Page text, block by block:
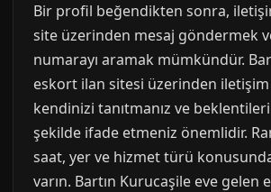
Bir profil beğendikten sonra,
site üzerinden mesaj göndermek
numarayı aramak mümkündür.
eskort ilan sitesi üzerinden
kendinizi tanıtmanız ve
şekilde ifade etmeniz önemlidir.
saat, yer ve hizmet türü
varın. Bartın Kurucaşile eve gelen